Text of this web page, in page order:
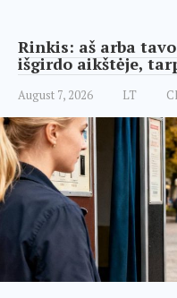
Rinkis: aš arba
išgirdo aikštėje,
August 7, 2026 LT